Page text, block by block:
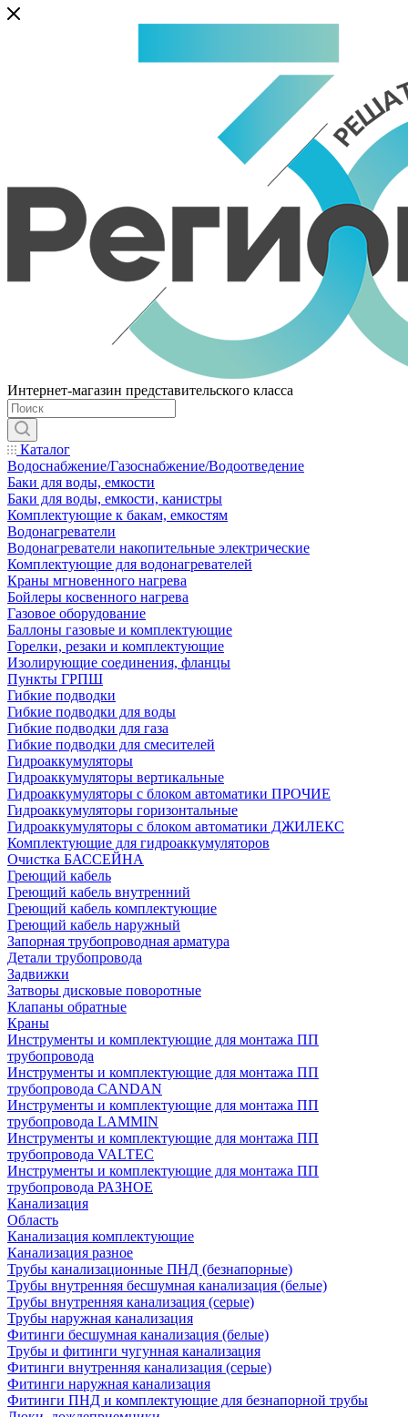
Интернет-магазин представительского класса
Каталог
Водоснабжение/Газоснабжение/Водоотведение
Баки для воды, емкости
Баки для воды, емкости, канистры
Комплектующие к бакам, емкостям
Водонагреватели
Водонагреватели накопительные электрические
Комплектующие для водонагревателей
Краны мгновенного нагрева
Бойлеры косвенного нагрева
Газовое оборудование
Баллоны газовые и комплектующие
Горелки, резаки и комплектующие
Изолирующие соединения, фланцы
Пункты ГРПШ
Гибкие подводки
Гибкие подводки для воды
Гибкие подводки для газа
Гибкие подводки для смесителей
Гидроаккумуляторы
Гидроаккумуляторы вертикальные
Гидроаккумуляторы с блоком автоматики ПРОЧИЕ
Гидроаккумуляторы горизонтальные
Гидроаккумуляторы с блоком автоматики ДЖИЛЕКС
Комплектующие для гидроаккумуляторов
Очистка БАССЕЙНА
Греющий кабель
Греющий кабель внутренний
Греющий кабель комплектующие
Греющий кабель наружный
Запорная трубопроводная арматура
Детали трубопровода
Задвижки
Затворы дисковые поворотные
Клапаны обратные
Краны
Инструменты и комплектующие для монтажа ПП
трубопровода
Инструменты и комплектующие для монтажа ПП
трубопровода CANDAN
Инструменты и комплектующие для монтажа ПП
трубопровода LAMMIN
Инструменты и комплектующие для монтажа ПП
трубопровода VALTEC
Инструменты и комплектующие для монтажа ПП
трубопровода РАЗНОЕ
Канализация
Область
Канализация комплектующие
Канализация разное
Трубы канализационные ПНД (безнапорные)
Трубы внутренняя бесшумная канализация (белые)
Трубы внутренняя канализация (серые)
Трубы наружная канализация
Фитинги бесшумная канализация (белые)
Трубы и фитинги чугунная канализация
Фитинги внутренняя канализация (серые)
Фитинги наружная канализация
Фитинги ПНД и комплектующие для безнапорной трубы